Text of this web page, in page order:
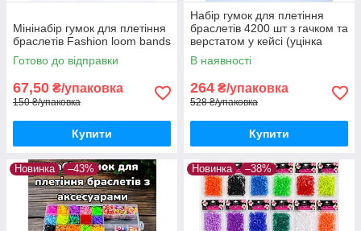
Мінінабір гумок для плетіння
браслетів Fashion loom bands
Готово до відправки
67,50 ₴/упаковка
150 ₴/упаковка
Купити
Набір гумок для плетіння
браслетів 4200 шт з гачком та
верстатом у кейсі (уцінка
зламані застібки)
В наявності
264 ₴/упаковка
528 ₴/упаковка
Купити
Новинка –43% Новинка –38%